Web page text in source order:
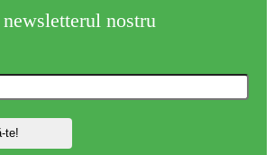
nostru